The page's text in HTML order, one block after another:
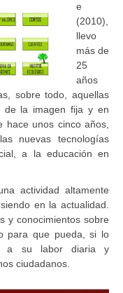
e
(2010),
llevo
más de
25
años
sobre todo, aquellas
de la imagen fija y en
hace unos cinco años,
nuevas tecnologías
a la educación en
actividad altamente
en la actualidad.
y conocimientos sobre
para que pueda, si lo
a su labor diaria y
ciudadanos.